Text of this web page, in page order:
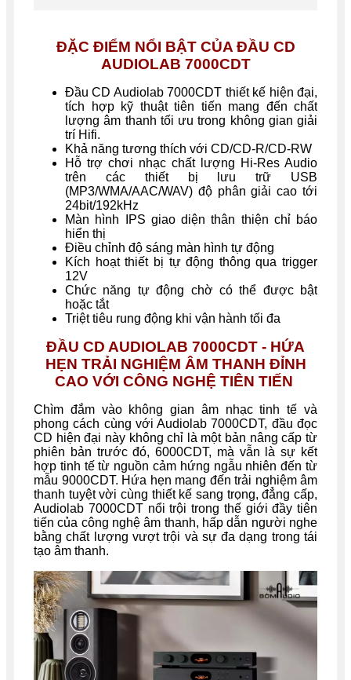
ĐẶC ĐIỂM NỔI BẬT CỦA ĐẦU CD
AUDIOLAB 7000CDT
Đầu CD Audiolab 7000CDT thiết kế hiện đại,
tích hợp kỹ thuật tiên tiến mang đến chất
lượng âm thanh tối ưu trong không gian giải
trí Hifi.
Khả năng tương thích với CD/CD-R/CD-RW
Hỗ trợ chơi nhạc chất lượng Hi-Res Audio
trên các thiết bị lưu trữ USB
(MP3/WMA/AAC/WAV) độ phân giải cao tới
24bit/192kHz
Màn hình IPS giao diện thân thiện chỉ báo
hiển thị
Điều chỉnh độ sáng màn hình tự động
Kích hoạt thiết bị tự động thông qua trigger
12V
Chức năng tự động chờ có thể được bật
hoặc tắt
Triệt tiêu rung động khi vận hành tối đa
ĐẦU CD AUDIOLAB 7000CDT - HỨA
HẸN TRẢI NGHIỆM ÂM THANH ĐỈNH
CAO VỚI CÔNG NGHỆ TIÊN TIẾN
Chìm đắm vào không gian âm nhạc tinh tế và
phong cách cùng với Audiolab 7000CDT, đầu đọc
CD hiện đại này không chỉ là một bản nâng cấp từ
phiên bản trước đó, 6000CDT, mà vẫn là sự kết
hợp tinh tế từ nguồn cảm hứng ngẫu nhiên đến từ
mẫu 9000CDT. Hứa hẹn mang đến trải nghiệm âm
thanh tuyệt vời cùng thiết kế sang trọng, đẳng cấp,
Audiolab 7000CDT nổi trội trong thế giới đầy tiên
tiến của công nghệ âm thanh, hấp dẫn người nghe
bằng chất lượng vượt trội và sự đa dạng trong tái
tạo âm thanh.